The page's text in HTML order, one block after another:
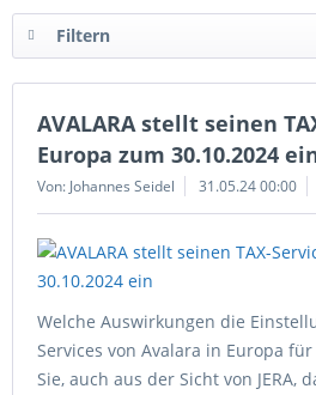
Filtern
AVALARA stellt seinen
Europa zum 30.10.2024
Von: Johannes Seidel 31.05.24 00:00
Welche Auswirkungen die
Services von Avalara in Europa
Sie, auch aus der Sicht von JERA,